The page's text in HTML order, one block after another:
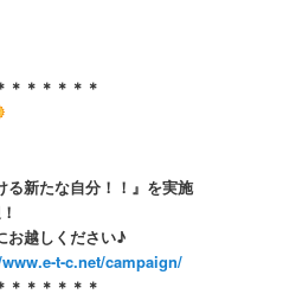
＊＊＊＊＊＊
る新たな自分！！』を実施
お越しください♪
t-c.net/campaign/
＊＊＊＊＊＊